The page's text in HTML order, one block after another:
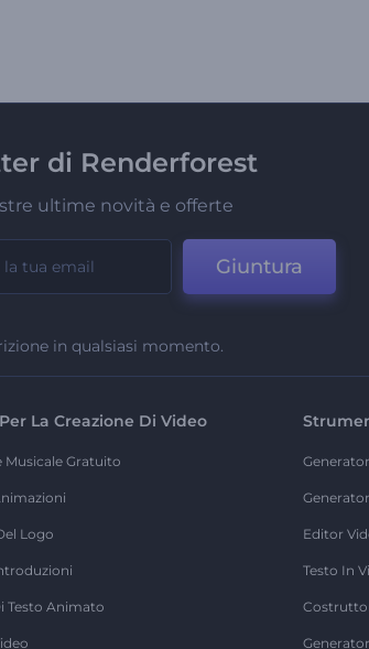
di Renderforest
ultime novità e offerte
Giuntura
in qualsiasi momento.
La Creazione Di Video
Musicale Gratuito
Logo
Testo Animato
Editor
Testo In